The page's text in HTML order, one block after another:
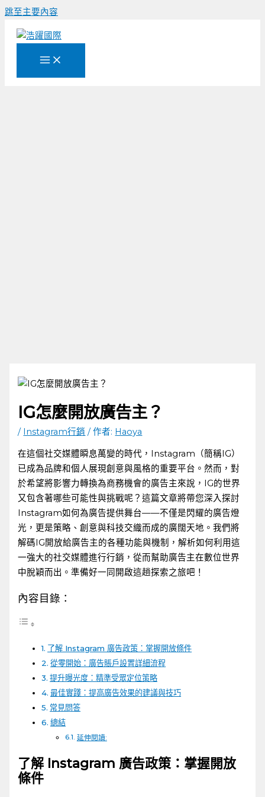
跳至主要內容
IG怎麼開放廣告主？
/ Instagram行銷 / 作者: Haoya
在這個社交媒體瞬息萬變的時代，Instagram（簡稱IG）
已成為品牌和個人展現創意與風格的重要平台。然而，對
於希望將影響力轉換為商務機會的廣告主來說，IG的世界
又包含著哪些可能性與挑戰呢？這篇文章將帶您深入探討
Instagram如何為廣告提供舞台——不僅是閃耀的廣告燈
光，更是策略、創意與科技交織而成的廣闊天地。我們將
解碼IG開放給廣告主的各種功能與機制，解析如何利用這
一強大的社交媒體進行行銷，從而幫助廣告主在數位世界
中脫穎而出。準備好一同開啟這趟探索之旅吧！
內容目錄：
了解 Instagram 廣告政策：掌握開放條件
從零開始：廣告賬戶設置詳細流程
提升曝光度：精準受眾定位策略
最佳實踐：提高廣告效果的建議與技巧
常見問答
總結
延伸閱讀:
了解 Instagram 廣告政策：掌握開放
條件